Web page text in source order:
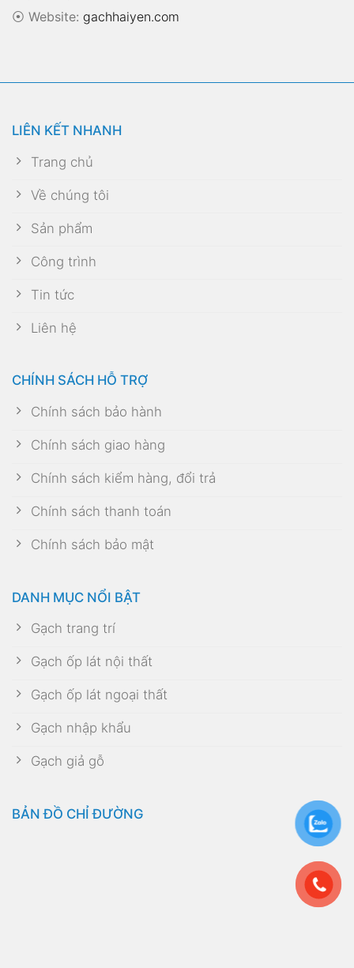
⦿ Website: gachhaiyen.com
LIÊN KẾT NHANH
Trang chủ
Về chúng tôi
Sản phẩm
Công trình
Tin tức
Liên hệ
CHÍNH SÁCH HỖ TRỢ
Chính sách bảo hành
Chính sách giao hàng
Chính sách kiểm hàng, đổi trả
Chính sách thanh toán
Chính sách bảo mật
DANH MỤC NỔI BẬT
Gạch trang trí
Gạch ốp lát nội thất
Gạch ốp lát ngoại thất
Gạch nhập khẩu
Gạch giả gỗ
BẢN ĐỒ CHỈ ĐƯỜNG